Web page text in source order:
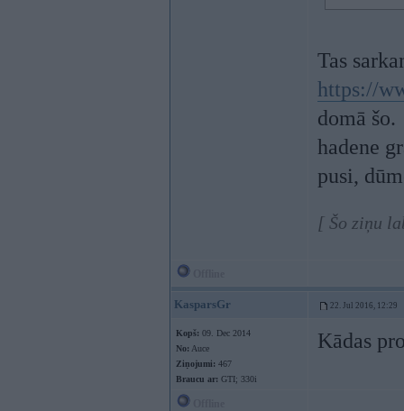
Tas
https://
domā šo.
hadene
pusi,
[ Šo ziņu
KasparsGr 22. Jul 2016, 12:29
Kopš: 09. Dec 2014
No: Auce
Ziņojumi: 467
Braucu ar: GTI; 330i
Kādas